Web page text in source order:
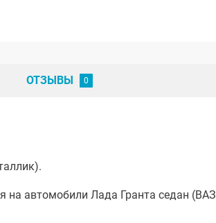
ОТЗЫВЫ
на автомобили Лада Гранта седан (ВАЗ